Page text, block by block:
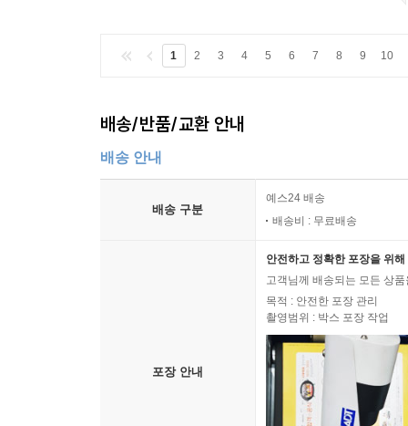
1 2 3 4 5 6 7 8 9 10
배송/반품/교환 안내
배송 안내
배송 구분
예스24 배송
배송비 : 무료배송
포장 안내
안전하고 정확한 포장을 위
고객님께 배송되는 모든 상
목적 : 안전한 포장 관리
촬영범위 : 박스 포장 작업